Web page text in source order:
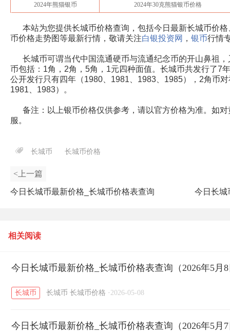
2024年熊猫银币 2024年30克熊猫银币价格
本站为您提供长城币价格查询，包括今日最新长城币价格
币价格走势图等最新行情，敬请关注白银投资网 ， 银币行情
长城币可谓当代中国流通硬币与流通纪念币的开山鼻祖
币包括：1角，2角，5角，1元四种面值。长城币共发行了7
公开发行只有四年（1980、1981、1983、1985），2角币
1981、1983）。
备注：以上银币价格仅供参考，请以官方价格为准。如
服。
长城币 长城币价格
<上一篇
今日长城币最新价格_长城币价格表查询 今日长城
相关阅读
今日长城币最新价格_长城币价格表查询（2026年5月
长城币 长城币 长城币价格 · 2026-05-08
今日长城币最新价格_长城币价格表查询（2026年5月